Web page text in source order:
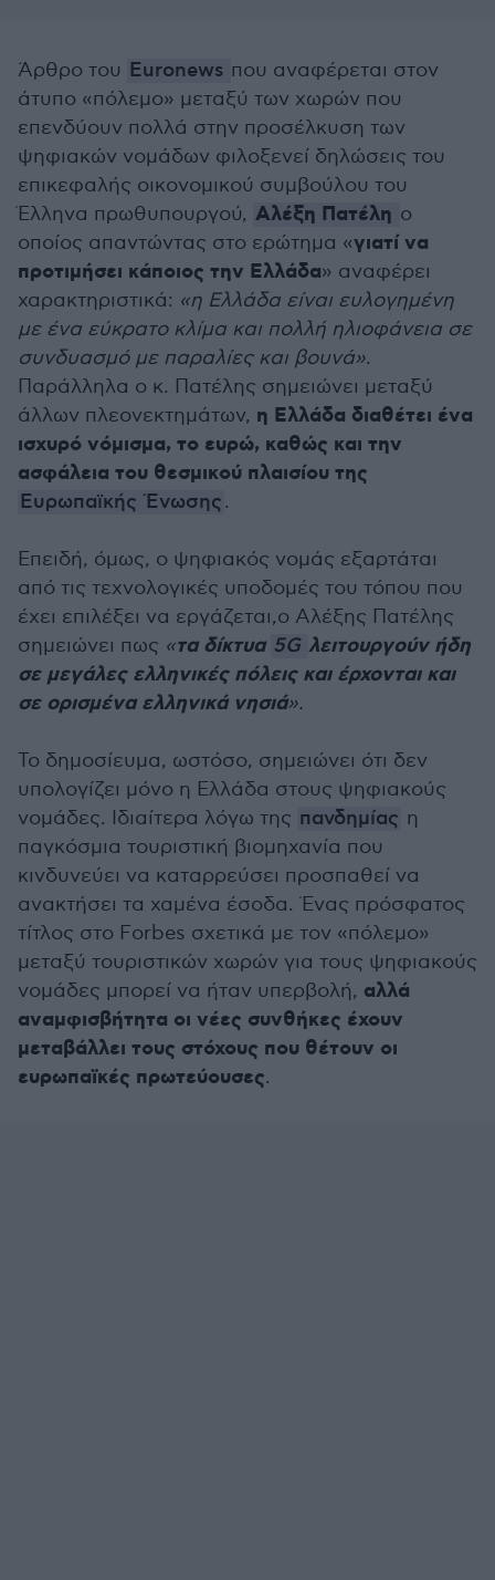
Άρθρο του Euronews που αναφέρεται στον
άτυπο «πόλεμο» μεταξύ των χωρών που
επενδύουν πολλά στην προσέλκυση των
ψηφιακών νομάδων φιλοξενεί δηλώσεις του
επικεφαλής οικονομικού συμβούλου του
Έλληνα πρωθυπουργού, Αλέξη Πατέλη ο
οποίος απαντώντας στο ερώτημα «γιατί να
προτιμήσει κάποιος την Ελλάδα» αναφέρει
χαρακτηριστικά: «η Ελλάδα είναι ευλογημένη
με ένα εύκρατο κλίμα και πολλή ηλιοφάνεια σε
συνδυασμό με παραλίες και βουνά».
Παράλληλα ο κ. Πατέλης σημειώνει μεταξύ
άλλων πλεονεκτημάτων, η Ελλάδα διαθέτει ένα
ισχυρό νόμισμα, το ευρώ, καθώς και την
ασφάλεια του θεσμικού πλαισίου της
Ευρωπαϊκής Ένωσης.
Επειδή, όμως, ο ψηφιακός νομάς εξαρτάται
από τις τεχνολογικές υποδομές του τόπου που
έχει επιλέξει να εργάζεται,ο Αλέξης Πατέλης
σημειώνει πως «τα δίκτυα 5G λειτουργούν ήδη
σε μεγάλες ελληνικές πόλεις και έρχονται και
σε ορισμένα ελληνικά νησιά».
Το δημοσίευμα, ωστόσο, σημειώνει ότι δεν
υπολογίζει μόνο η Ελλάδα στους ψηφιακούς
νομάδες. Ιδιαίτερα λόγω της πανδημίας η
παγκόσμια τουριστική βιομηχανία που
κινδυνεύει να καταρρεύσει προσπαθεί να
ανακτήσει τα χαμένα έσοδα. Ένας πρόσφατος
τίτλος στο Forbes σχετικά με τον «πόλεμο»
μεταξύ τουριστικών χωρών για τους ψηφιακούς
νομάδες μπορεί να ήταν υπερβολή, αλλά
αναμφισβήτητα οι νέες συνθήκες έχουν
μεταβάλλει τους στόχους που θέτουν οι
ευρωπαϊκές πρωτεύουσες.